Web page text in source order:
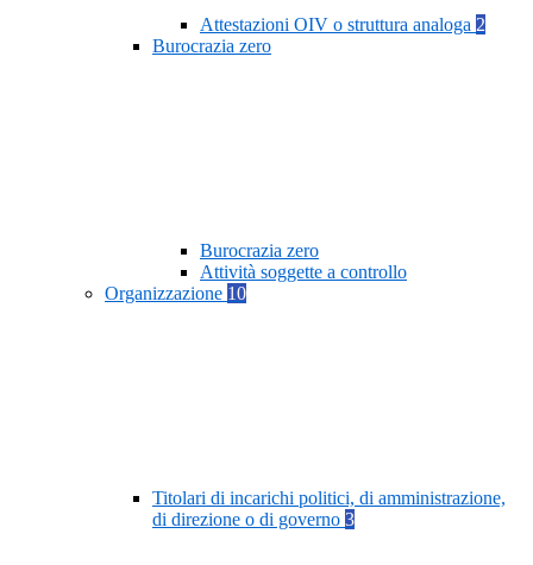
Attestazioni OIV o struttura analoga 2
Burocrazia zero
Burocrazia zero
Attività soggette a controllo
Organizzazione 10
Titolari di incarichi politici, di amministrazione,
di direzione o di governo 3